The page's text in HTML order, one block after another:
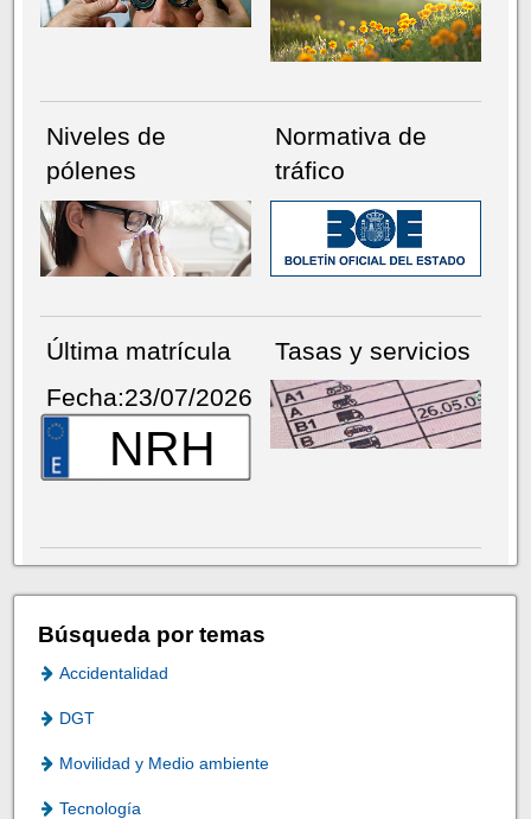
Niveles de
pólenes
Normativa de
tráfico
Última matrícula
Fecha:23/07/2026
NRH
Tasas y servicios
Búsqueda por temas
Accidentalidad
DGT
Movilidad y Medio ambiente
Tecnología